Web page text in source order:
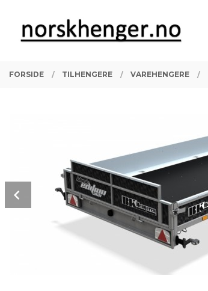
innholdet
PRODUKTER
FORSIDE TILHENGERE VAREHENGERE
Prev